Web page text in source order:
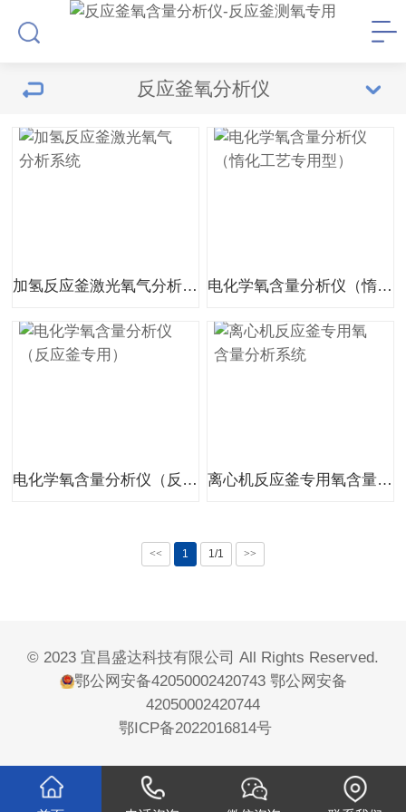
反应釜氧分析仪
加氢反应釜激光氧气分析系统 电化学氧含量分析仪（惰化工艺专用型）
电化学氧含量分析仪（反应釜专用） 离心机反应釜专用氧含量分析系统
<< 1 1/1 >>
© 2023 宜昌盛达科技有限公司 All Rights Reserved.
鄂公网安备42050002420743 鄂公网安备
42050002420744
鄂ICP备2022016814号